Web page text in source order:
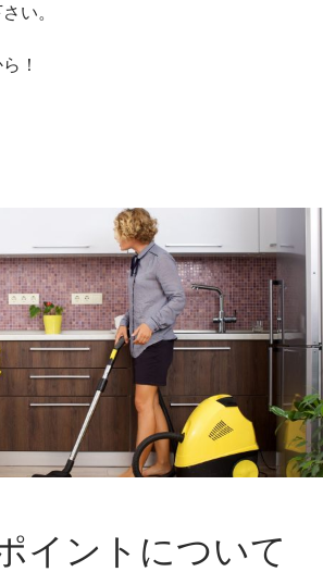
い。
！
イントについて